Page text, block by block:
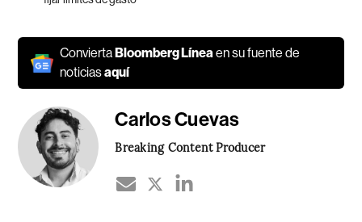
ConviertaBloomberg Líneaen su fuente de
noticiasaquí
Carlos Cuevas
Breaking Content Producer